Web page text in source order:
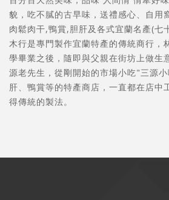
貌，吃不膩的古早味，送禮感心、自用
肉鬆肉干,鴨賞,胆肝及各式宜蘭名產(七
木行是專門製作宜蘭特產的傳統商行，
學畢業之後，隨即與父親在街坊上做生
源老先生，從剛開始的市場小吃"三源
肝、鴨賞等的特產商店，一直都在店中
得傳統的製法。